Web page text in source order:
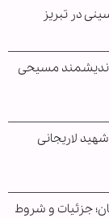
در تبریز
اندیشمند مسیحی
لاریجانی
جزئیات و شروط